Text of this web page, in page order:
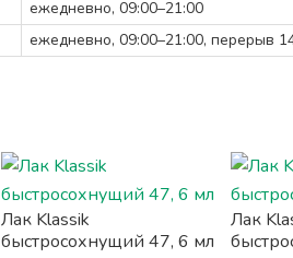
ежедневно, 09:00–21:00
ежедневно, 09:00–21:00, перерыв
Лак Klassik
быстросохнущий 47, 6 мл
Лак